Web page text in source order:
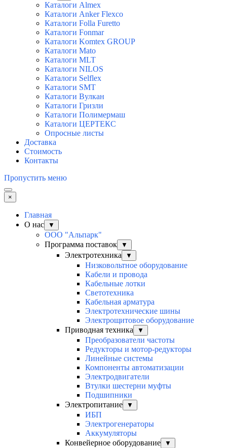
Каталоги Almex
Каталоги Anker Flexco
Каталоги Folla Furetto
Каталоги Fonmar
Каталоги Komtex GROUP
Каталоги Mato
Каталоги MLT
Каталоги NILOS
Каталоги Selflex
Каталоги SMT
Каталоги Вулкан
Каталоги Гризли
Каталоги Полимермаш
Каталоги ЦЕРТЕКС
Опросные листы
Доставка
Стоимость
Контакты
Пропустить меню
×
Главная
О нас
▼
ООО "Альпарк"
Программа поставок
▼
Электротехника ▼
Низковольтное оборудование
Кабели и провода
Кабельные лотки
Светотехника
Кабельная арматура
Электротехнические шины
Электрощитовое оборудование
Приводная техника
▼
Преобразователи частоты
Редукторы и мотор-редукторы
Линейные системы
Компоненты автоматизации
Электродвигатели
Втулки шестерни муфты
Подшипники
Электропитание
▼
ИБП
Электрогенераторы
Аккумуляторы
Конвейерное оборудование
▼